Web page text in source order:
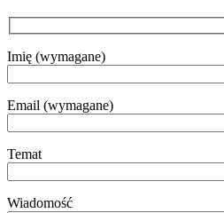
Imię (wymagane)
Email (wymagane)
Temat
Wiadomość